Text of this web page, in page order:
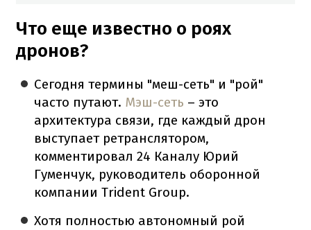
Что еще известно о роях
дронов?
Сегодня термины "меш-сеть" и "рой"
часто путают. Мэш-сеть – это
архитектура связи, где каждый дрон
выступает ретранслятором,
комментировал 24 Каналу Юрий
Гуменчук, руководитель оборонной
компании Trident Group.
Хотя полностью автономный рой